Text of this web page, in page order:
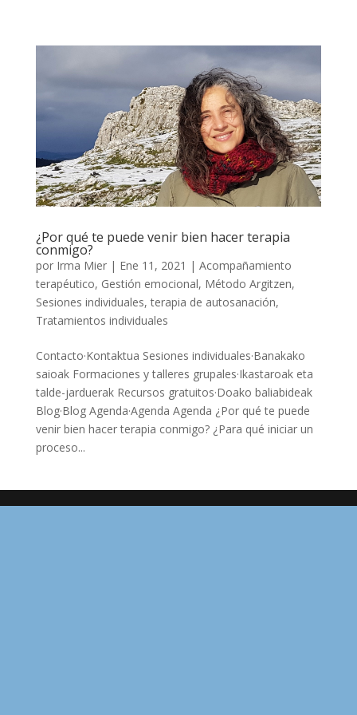
¿Por qué te puede venir bien hacer terapia
conmigo?
por Irma Mier| Ene 11, 2021 | Acompañamiento
terapéutico, Gestión emocional, Método Argitzen,
Sesiones individuales,terapia de autosanación,
Tratamientos individuales
Contacto·Kontaktua Sesiones individuales·Banakako
saioak Formaciones y talleres grupales·Ikastaroak eta
talde-jarduerak Recursos gratuitos·Doako baliabideak
Blog·Blog Agenda·Agenda Agenda ¿Por qué te puede
venir bien hacer terapia conmigo? ¿Para qué iniciar un
proceso...